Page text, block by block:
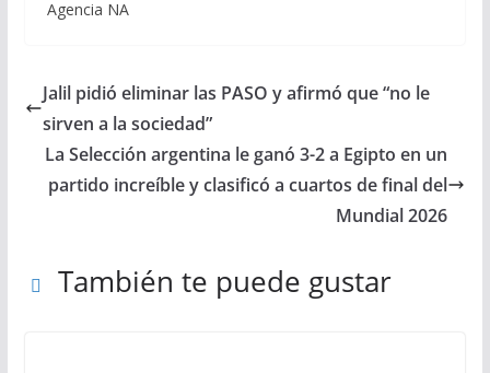
Agencia NA
Jalil pidió eliminar las PASO y afirmó que “no le
sirven a la sociedad”
La Selección argentina le ganó 3-2 a Egipto en un
partido increíble y clasificó a cuartos de final del
Mundial 2026
También te puede gustar